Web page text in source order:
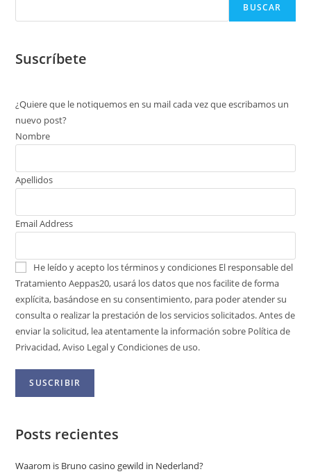
BUSCAR
Suscríbete
¿Quiere que le notiquemos en su mail cada vez que escribamos un
nuevo post?
Nombre
Apellidos
Email Address
He leído y acepto los términos y condiciones El responsable del
Tratamiento Aeppas20, usará los datos que nos facilite de forma
explícita, basándose en su consentimiento, para poder atender su
consulta o realizar la prestación de los servicios solicitados. Antes de
enviar la solicitud, lea atentamente la información sobre Política de
Privacidad, Aviso Legal y Condiciones de uso.
Posts recientes
Waarom is Bruno casino gewild in Nederland?